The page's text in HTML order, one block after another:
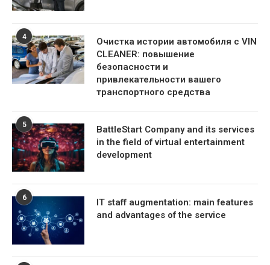
4
Очистка истории автомобиля с VIN
CLEANER: повышение
безопасности и
привлекательности вашего
транспортного средства
5
BattleStart Company and its services
in the field of virtual entertainment
development
6
IT staff augmentation: main features
and advantages of the service